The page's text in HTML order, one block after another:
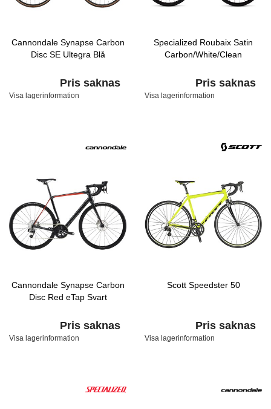
Cannondale Synapse Carbon
Disc SE Ultegra Blå
Pris saknas
Visa lagerinformation
Specialized Roubaix Satin
Carbon/White/Clean
Pris saknas
Visa lagerinformation
Cannondale Synapse Carbon
Disc Red eTap Svart
Pris saknas
Visa lagerinformation
Scott Speedster 50
Pris saknas
Visa lagerinformation